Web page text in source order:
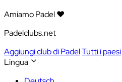
Amiamo Padel ❤️
Padelclubs.net
Aggiungi club di PadelTutti i paesi
Lingua